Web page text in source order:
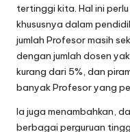
tertinggi kita. Hal ini
khususnya dalam
jumlah Profesor masih
dengan jumlah dosen
kurang dari 5%, dan
banyak Profesor yang
Ia juga menambahkan,
berbagai perguruan